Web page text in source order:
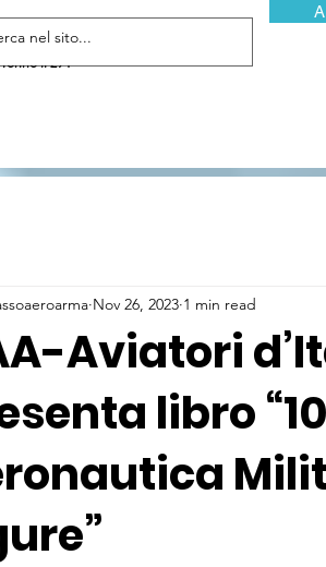
Arma Aeronautica - Aviatori d'Italia ETS
il 29 febbraio 1952
Aviatori
libro
Nov 26, 2023 1 min read